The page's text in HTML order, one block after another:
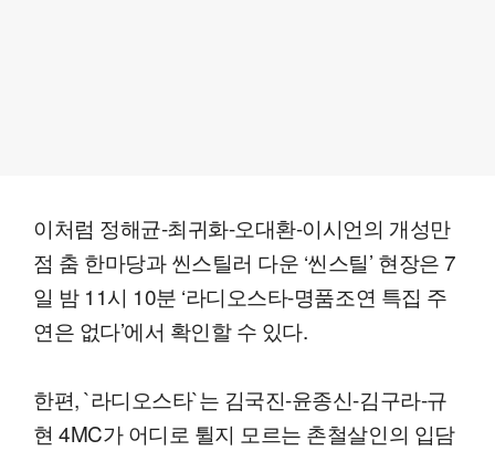
이처럼 정해균-최귀화-오대환-이시언의 개성만
점 춤 한마당과 씬스틸러 다운 ‘씬스틸’ 현장은 7
일 밤 11시 10분 ‘라디오스타-명품조연 특집 주
연은 없다’에서 확인할 수 있다.
한편, `라디오스타`는 김국진-윤종신-김구라-규
현 4MC가 어디로 튈지 모르는 촌철살인의 입담